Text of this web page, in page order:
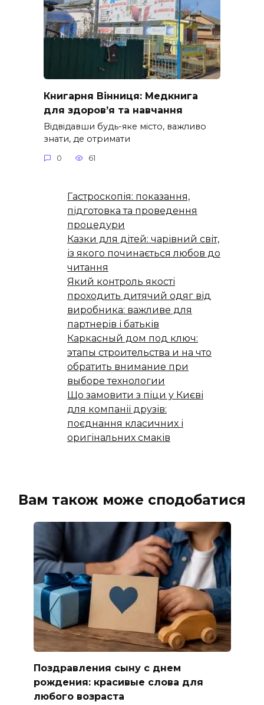
Книгарня Вінниця: Медкнига
для здоров’я та навчання
Відвідавши будь-яке місто, важливо
знати, де отримати
0 61
Гастроскопія: показання,
підготовка та проведення
процедури
Казки для дітей: чарівний світ,
із якого починається любов до
читання
Який контроль якості
проходить дитячий одяг від
виробника: важливе для
партнерів і батьків
Каркасный дом под ключ:
этапы строительства и на что
обратить внимание при
выборе технологии
Що замовити з піци у Києві
для компанії друзів:
поєднання класичних і
оригінальних смаків
Вам також може сподобатися
Поздравления сыну с днем
рождения: красивые слова для
любого возраста